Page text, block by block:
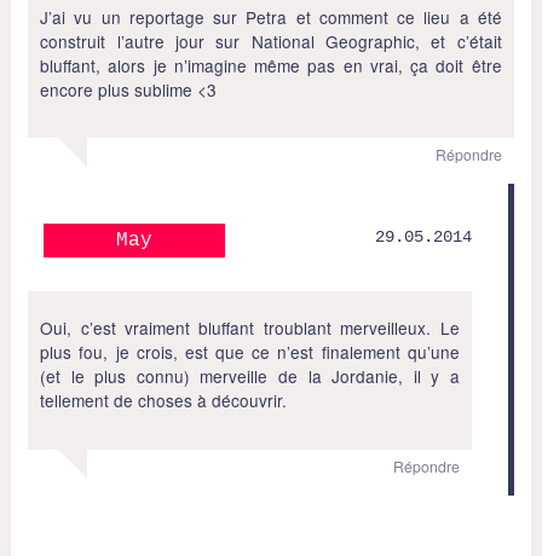
J’ai vu un reportage sur Petra et comment ce lieu a été
construit l’autre jour sur National Geographic, et c’était
bluffant, alors je n’imagine même pas en vrai, ça doit être
encore plus sublime <3
Répondre
May 29.05.2014
Oui, c’est vraiment bluffant troublant merveilleux. Le
plus fou, je crois, est que ce n’est finalement qu’une
(et le plus connu) merveille de la Jordanie, il y a
tellement de choses à découvrir.
Répondre